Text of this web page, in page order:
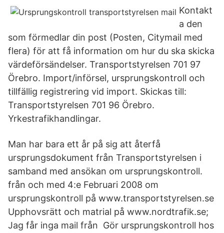
Kontakt
a den
som förmedlar din post (Posten, Citymail med
flera) för att få information om hur du ska skicka
värdeförsändelser. Transportstyrelsen 701 97
Örebro. Import/införsel, ursprungskontroll och
tillfällig registrering vid import. Skickas till:
Transportstyrelsen 701 96 Örebro.
Yrkestrafikhandlingar.
Man har bara ett år på sig att återfå
ursprungsdokument från Transportstyrelsen i
samband med ansökan om ursprungskontroll.
från och med 4:e Februari 2008 om
ursprungskontroll på www.transportstyrelsen.se
Upphovsrätt och matrial på www.nordtrafik.se;
Jag får inga mail från Gör ursprungskontroll hos